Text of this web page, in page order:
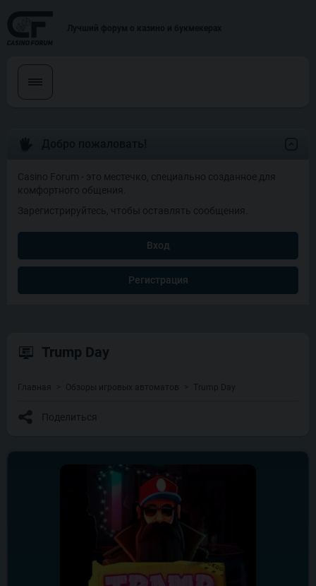
Trump Day
Главная Обзоры игровых автоматов Trump Day
Поделиться
Casino Forum - это местечко, специально созданное для
комфортного общения.
Зарегистрируйтесь, чтобы оставлять сообщения.
Вход
Регистрация